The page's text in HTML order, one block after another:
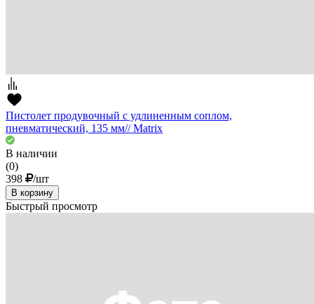
Пистолет продувочный с удлиненным соплом,
пневматический, 135 мм// Matrix
В наличии
(0)
398
/шт
В корзину
Быстрый просмотр